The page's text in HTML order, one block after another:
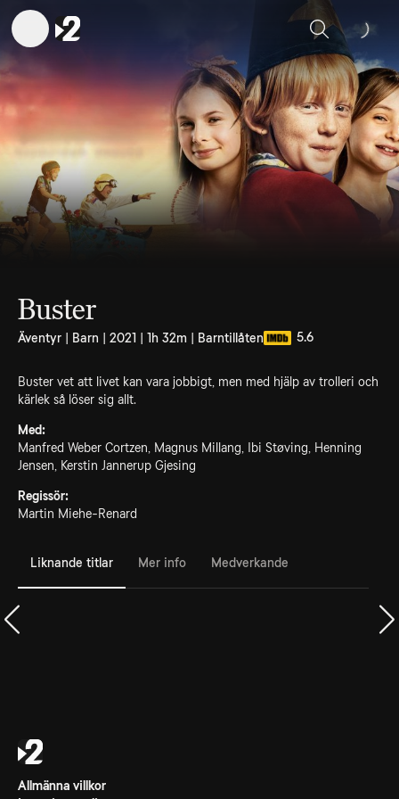
Sök
Buster
Äventyr | Barn | 2021 | 1h 32m | Barntillåten 5.6
Buster vet att livet kan vara jobbigt, men med hjälp av trolleri och
kärlek så löser sig allt.
Med:
Manfred Weber Cortzen, Magnus Millang, Ibi Støving, Henning
Jensen, Kerstin Jannerup Gjesing
Regissör:
Martin Miehe-Renard
Liknande titlar Mer info Medverkande
Allmänna villkor